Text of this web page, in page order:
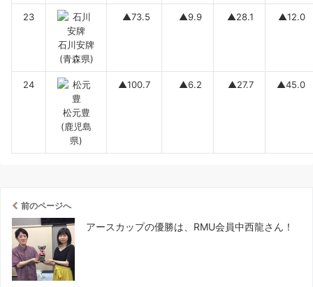
23
石川安牌
(青森県)
▲73.5 ▲9.9 ▲28.1 ▲12.0
24
松元豊
(鹿児島
県)
▲100.7 ▲6.2 ▲27.7 ▲45.0
前のページへ
アースカップの優勝は、RMU会員中西龍さん！